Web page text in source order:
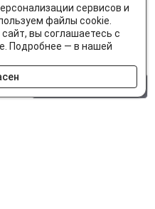
сервисов и
файлы cookie.
вы соглашаетесь с
Подробнее — в нашей